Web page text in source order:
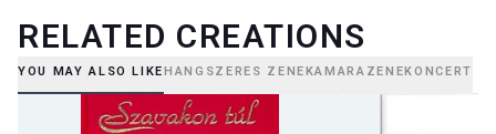
RELATED CREATIONS
YOU MAY ALSO LIKEHANGSZERES ZENEKAMARAZENEKONCERT